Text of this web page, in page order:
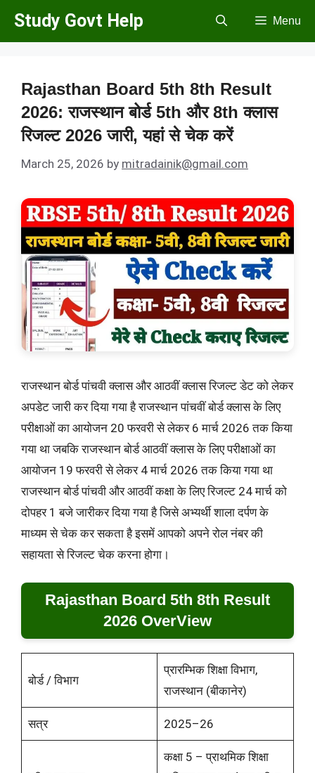
Skip
Study Govt Help Menu
Rajasthan Board 5th 8th Result
2026: राजस्थान बोर्ड 5th और 8th क्लास
रिजल्ट 2026 जारी, यहां से चेक करें
March 25, 2026 by mitradainik@gmail.com
राजस्थान बोर्ड पांचवी क्लास और आठवीं क्लास रिजल्ट डेट को लेकर
अपडेट जारी कर दिया गया है राजस्थान पांचवीं बोर्ड क्लास के लिए
परीक्षाओं का आयोजन 20 फरवरी से लेकर 6 मार्च 2026 तक किया
गया था जबकि राजस्थान बोर्ड आठवीं क्लास के लिए परीक्षाओं का
आयोजन 19 फरवरी से लेकर 4 मार्च 2026 तक किया गया था
राजस्थान बोर्ड पांचवी और आठवीं कक्षा के लिए रिजल्ट 24 मार्च को
दोपहर 1 बजे जारीकर दिया गया है जिसे अभ्यर्थी शाला दर्पण के
माध्यम से चेक कर सकता है इसमें आपको अपने रोल नंबर की
सहायता से रिजल्ट चेक करना होगा।
Rajasthan Board 5th 8th Result
2026 OverView
बोर्ड / विभाग
प्रारम्भिक शिक्षा विभाग,
राजस्थान (बीकानेर)
सत्र 2025–26
कक्षा 5 – प्राथमिक शिक्षा